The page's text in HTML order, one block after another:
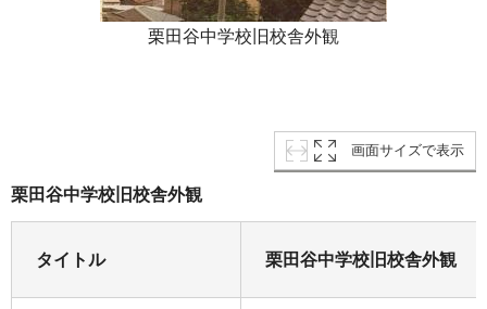
栗田谷中学校旧校舎外観
画面サイズで表示
栗田谷中学校旧校舎外観
タイトル 栗田谷中学校旧校舎外観